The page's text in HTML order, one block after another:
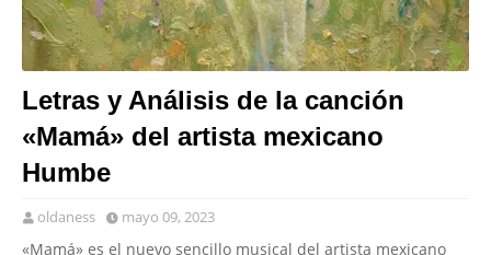
Letras y Análisis de la canción
«Mamá» del artista mexicano
Humbe
oldaness mayo 09, 2023
«Mamá» es el nuevo sencillo musical del artista mexicano